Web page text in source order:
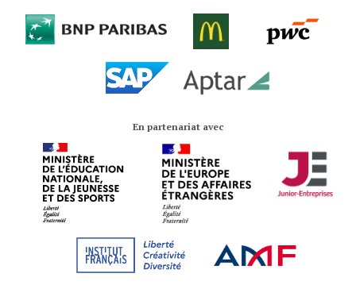
En partenariat avec